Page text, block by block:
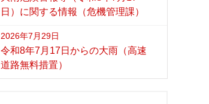
日）に関する情報（危機管理課）
2026年7月29日
令和8年7月17日からの大雨（高速
道路無料措置）